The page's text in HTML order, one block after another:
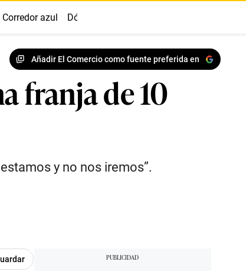
Corredor azul Dólar
Añadir El Comercio como fuente preferida en
franja de 10
y no nos iremos”.